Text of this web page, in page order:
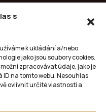
s
k ukládání a/nebo
jako jsou soubory cookies.
zpracovávat údaje, jako je
na tomto webu. Nesouhlas
ovlivnit určité vlastnosti a